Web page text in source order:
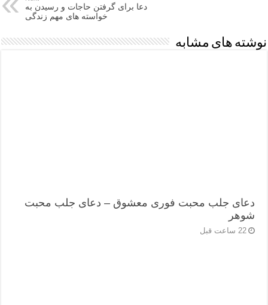
دعا برای گرفتن حاجات و رسیدن به
خواسته های مهم زندگی
نوشته های مشابه
دعای جلب محبت فوری معشوق – دعای جلب محبت
شوهر
22 ساعت قبل